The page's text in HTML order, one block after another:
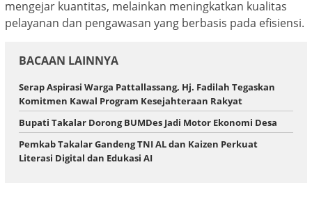
mengejar kuantitas, melainkan meningkatkan kualitas
pelayanan dan pengawasan yang berbasis pada efisiensi.
BACAAN LAINNYA
Serap Aspirasi Warga Pattallassang, Hj. Fadilah Tegaskan
Komitmen Kawal Program Kesejahteraan Rakyat
Bupati Takalar Dorong BUMDes Jadi Motor Ekonomi Desa
Pemkab Takalar Gandeng TNI AL dan Kaizen Perkuat
Literasi Digital dan Edukasi AI